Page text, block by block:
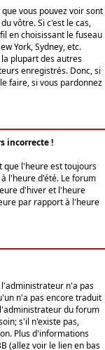
vous pouvez voir sont
vôtre. Si c'est le cas,
en choisissant le fuseau
York, Sydney, etc.
plupart des autres
enregistrés. Donc, si
faire, si vous pardonnez
incorrecte !
que l'heure est toujours
l'heure d'été. Le forum
d'hiver et l'heure
par rapport à l'heure
l'administrateur n'a pas
n'a pas encore traduit
du forum
s'il n'existe pas,
Plus d'informations
(allez voir le lien en bas